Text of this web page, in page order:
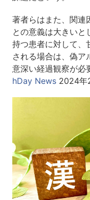
著者らはまた、関連
との意義は大きいと
持つ患者に対して、
される場合は、偽ア
意深い経過観察が必
hDay News2024年2